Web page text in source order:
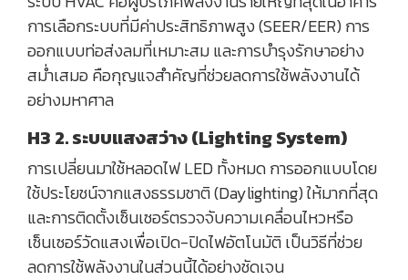
การเลือกระบบที่มีค่าประสิทธิภาพสูง (SEER/EER) การ
ออกแบบท่อส่งลมที่เหมาะสม และการบำรุงรักษาอย่าง
สม่ำเสมอ คือกุญแจสำคัญที่ช่วยลดการใช้พลังงานได้
อย่างมหาศาล
H3 2. ระบบแสงสว่าง (Lighting System)
การเปลี่ยนมาใช้หลอดไฟ LED ทั้งหมด การออกแบบโดย
ใช้ประโยชน์จากแสงธรรมชาติ (Daylighting) ให้มากที่สุด
และการติดตั้งเซ็นเซอร์ตรวจจับความเคลื่อนไหวหรือ
เซ็นเซอร์วัดแสงเพื่อเปิด-ปิดไฟอัตโนมัติ เป็นวิธีที่ช่วย
ลดการใช้พลังงานในส่วนนี้ได้อย่างชัดเจน